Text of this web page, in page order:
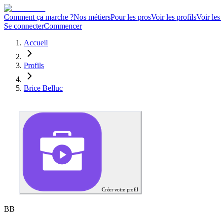
Comment ça marche ?Nos métiersPour les prosVoir les profilsVoir
Se connecterCommencer
Accueil
Profils
Brice Belluc
Créer votre profil
BB